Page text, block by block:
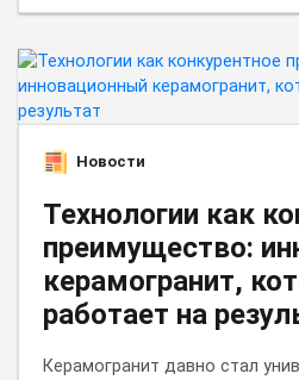
Новости
Технологии как
преимущество:
керамогранит,
работает на
Керамогранит давно стал